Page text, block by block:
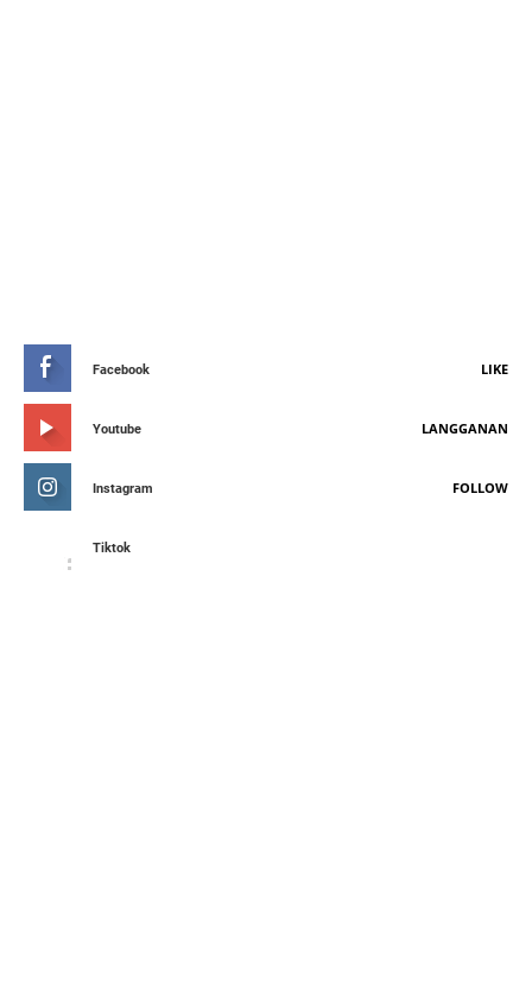
Facebook LIKE
Youtube LANGGANAN
Instagram FOLLOW
Tiktok